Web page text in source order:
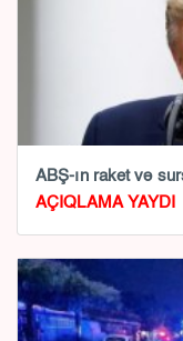
ABŞ-ın raket və
AÇIQLAMA YAYDI